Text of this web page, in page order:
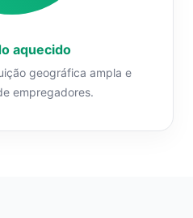
aquecido
geográfica ampla e
empregadores.